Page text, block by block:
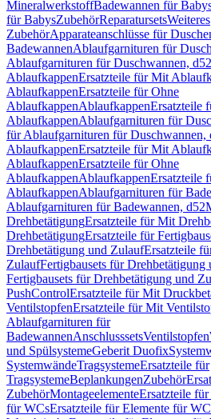
MineralwerkstoffBadewannen für
für BabysZubehörReparatursetsWeiteres
ZubehörApparateanschlüsse für
BadewannenAblaufgarnituren für
Ablaufgarnituren für Duschwannen, d52
AblaufkappenErsatzteile für Mit
AblaufkappenErsatzteile für Ohne
AblaufkappenAblaufkappenErsatzteile
AblaufkappenAblaufgarnituren für
für Ablaufgarnituren für Duschwannen,
AblaufkappenErsatzteile für Mit
AblaufkappenErsatzteile für Ohne
AblaufkappenAblaufkappenErsatzteile
AblaufkappenAblaufgarnituren für
Ablaufgarnituren für Badewannen, d52
DrehbetätigungErsatzteile für Mit
DrehbetätigungErsatzteile für
Drehbetätigung und ZulaufErsatzteile
ZulaufFertigbausets für Drehbetätigung
Fertigbausets für Drehbetätigung und
PushControlErsatzteile für Mit
VentilstopfenErsatzteile für Mit
Ablaufgarnituren für
BadewannenAnschlusssetsVentilstopfen
und SpülsystemeGeberit Duofix
SystemwändeTragsystemeErsatzteile für
TragsystemeBeplankungenZubehör
ZubehörMontageelementeErsatzteile
für WCsErsatzteile für Elemente für